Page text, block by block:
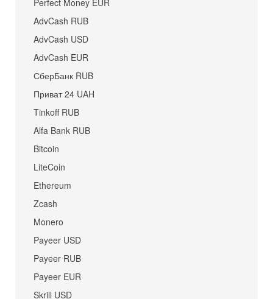
Perfect Money EUR
AdvCash RUB
AdvCash USD
AdvCash EUR
СберБанк RUB
Приват 24 UAH
Tinkoff RUB
Alfa Bank RUB
Bitcoin
LiteCoin
Ethereum
Zcash
Monero
Payeer USD
Payeer RUB
Payeer EUR
Skrill USD